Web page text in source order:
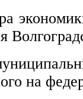
на